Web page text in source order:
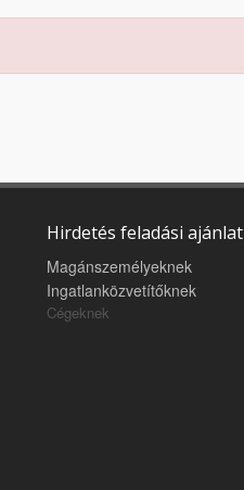
Hirdetés feladási ajánlat
Magánszemélyeknek
Ingatlanközvetítőknek
Cégeknek